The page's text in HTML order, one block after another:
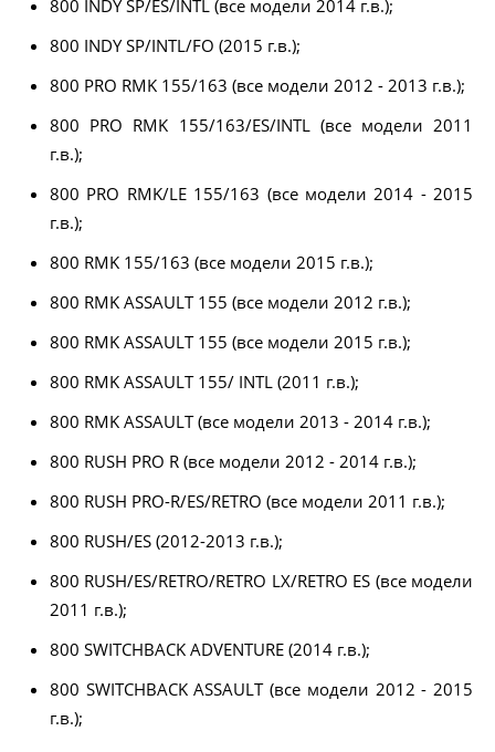
800 INDY SP/ES/INTL (все модели 2014 г.в.);
800 INDY SP/INTL/FO (2015 г.в.);
800 PRO RMK 155/163 (все модели 2012 - 2013 г.в.);
800 PRO RMK 155/163/ES/INTL (все модели 2011
г.в.);
800 PRO RMK/LE 155/163 (все модели 2014 - 2015
г.в.);
800 RMK 155/163 (все модели 2015 г.в.);
800 RMK ASSAULT 155 (все модели 2012 г.в.);
800 RMK ASSAULT 155 (все модели 2015 г.в.);
800 RMK ASSAULT 155/ INTL (2011 г.в.);
800 RMK ASSAULT (все модели 2013 - 2014 г.в.);
800 RUSH PRO R (все модели 2012 - 2014 г.в.);
800 RUSH PRO-R/ES/RETRO (все модели 2011 г.в.);
800 RUSH/ES (2012-2013 г.в.);
800 RUSH/ES/RETRO/RETRO LX/RETRO ES (все модели
2011 г.в.);
800 SWITCHBACK ADVENTURE (2014 г.в.);
800 SWITCHBACK ASSAULT (все модели 2012 - 2015
г.в.);